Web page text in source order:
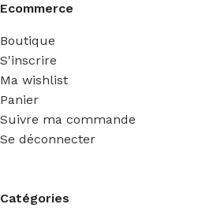
Ecommerce
Boutique
S'inscrire
Ma wishlist
Panier
Suivre ma commande
Se déconnecter
Catégories